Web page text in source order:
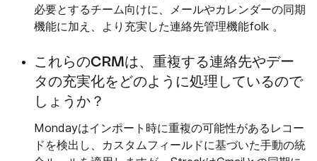
必要とするチーム向けに、メールやカレンダーの同期
機能に加え、より充実した連絡先管理機能folk 。
これらのCRMは、重複する連絡先やデー
タの充実化をどのように処理しているので
しょうか？
Mondayはインポート時に重複の可能性があるレコー
ドを検出し、カスタムフィールドに基づいた手動の統